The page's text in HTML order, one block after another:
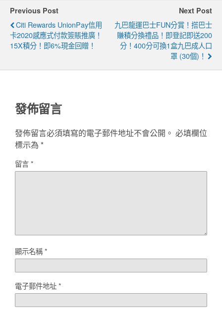
Previous Post
Citi Rewards UnionPay信用
卡2020感應式付款簽賬推廣！
15X積分！即6%現金回贈！
Next Post
九巴龍運巴士FUN分賞！搭巴士
賺積分換禮品！即登記即送200
分！400分可換1盒九巴成人口
罩 (30個)！
發佈留言
發佈留言必須填寫的電子郵件地址不會公開。 必填欄位
標示為 *
留言*
顯示名稱*
電子郵件地址*